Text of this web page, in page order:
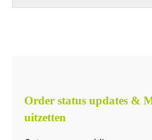
Order status updates &
uitzetten